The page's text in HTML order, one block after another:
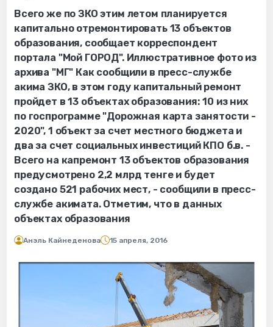
Всего же по ЗКО этим летом планируется
капитально отремонтировать 13 объектов
образования, сообщает корреспондент
портала "Мой ГОРОД". Иллюстративное фото из
архива "МГ" Как сообщили в пресс-службе
акима ЗКО, в этом году капитальный ремонт
пройдет в 13 объектах образования: 10 из них
по госпрограмме "Дорожная карта занятости -
2020", 1 объект за счет местного бюджета и
два за счет социальных инвестиций КПО б.в. -
Всего на капремонт 13 объектов образования
предусмотрено 2,2 млрд тенге и будет
создано 521 рабочих мест, - сообщили в пресс-
службе акимата. Отметим, что в данных
объектах образования
Анэль Кайнеденова 15 апреля, 2016